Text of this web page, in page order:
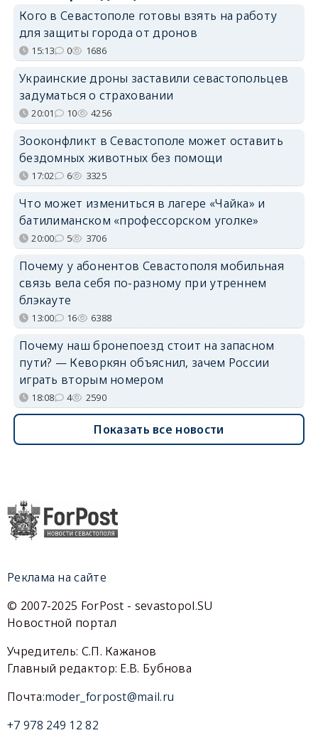
Кого в Севастополе готовы взять на работу
для защиты города от дронов
15:13 0 1686
Украинские дроны заставили севастопольцев
задуматься о страховании
20:01 10 4256
Зооконфликт в Севастополе может оставить
бездомных животных без помощи
17:02 6 3325
Что может измениться в лагере «Чайка» и
батилиманском «профессорском уголке»
20:00 5 3706
Почему у абонентов Севастополя мобильная
связь вела себя по-разному при утреннем
блэкауте
13:00 16 6388
Почему наш бронепоезд стоит на запасном
пути? — Кеворкян объяснил, зачем России
играть вторым номером
18:08 4 2590
Показать все новости
Реклама на сайте
© 2007-2025 ForPost - sevastopol.SU
Новостной портал
Учредитель: С.П. Кажанов
Главный редактор: Е.В. Бубнова
Почта:moder_forpost@mail.ru
+7 978 249 12 82